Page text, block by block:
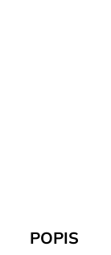
POPIS